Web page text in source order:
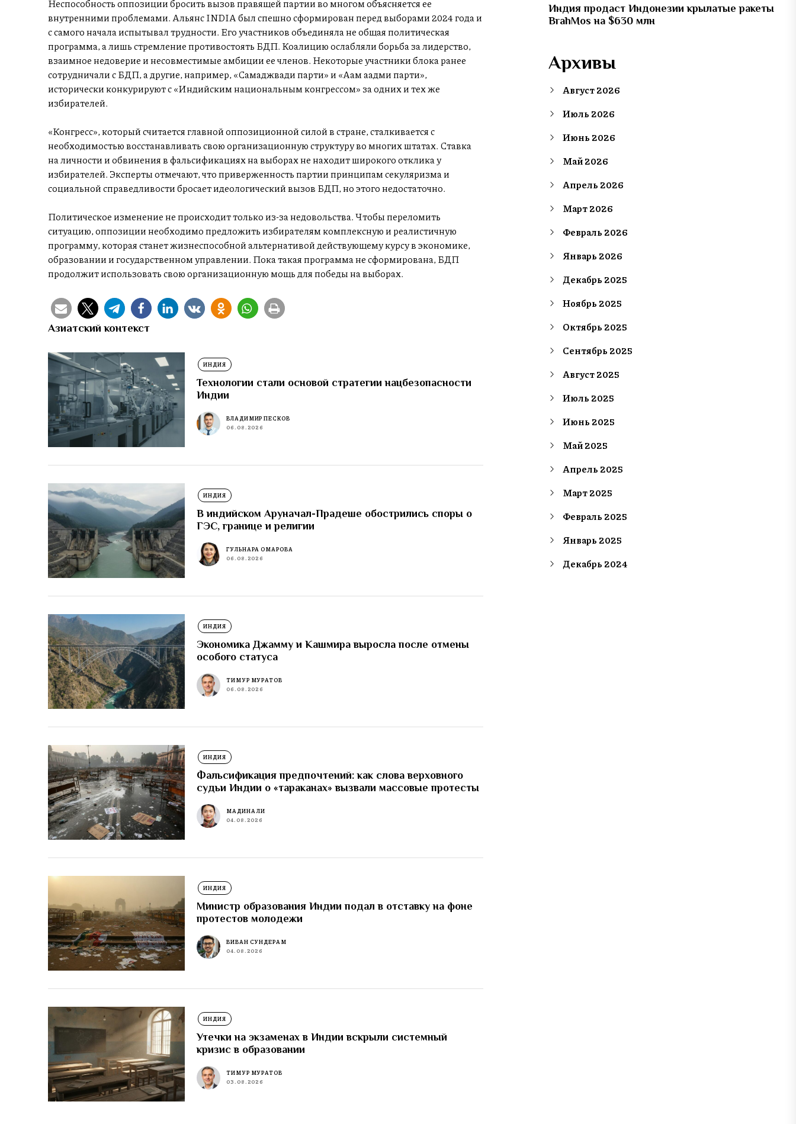
Неспособность оппозиции бросить вызов правящей партии во многом объясняется ее
внутренними проблемами. Альянс INDIA был спешно сформирован перед выборами 2024 года и
с самого начала испытывал трудности. Его участников объединяла не общая политическая
программа, а лишь стремление противостоять БДП. Коалицию ослабляли борьба за лидерство,
взаимное недоверие и несовместимые амбиции ее членов. Некоторые участники блока ранее
сотрудничали с БДП, а другие, например, «Самаджвади парти» и «Аам аадми парти»,
исторически конкурируют с «Индийским национальным конгрессом» за одних и тех же
избирателей.
«Конгресс», который считается главной оппозиционной силой в стране, сталкивается с
необходимостью восстанавливать свою организационную структуру во многих штатах. Ставка
на личности и обвинения в фальсификациях на выборах не находит широкого отклика у
избирателей. Эксперты отмечают, что приверженность партии принципам секуляризма и
социальной справедливости бросает идеологический вызов БДП, но этого недостаточно.
Политическое изменение не происходит только из-за недовольства. Чтобы переломить
ситуацию, оппозиции необходимо предложить избирателям комплексную и реалистичную
программу, которая станет жизнеспособной альтернативой действующему курсу в экономике,
образовании и государственном управлении. Пока такая программа не сформирована, БДП
продолжит использовать свою организационную мощь для победы на выборах.
Азиатский контекст
ИНДИЯ
Технологии стали основой стратегии нацбезопасности
Индии
ВЛАДИМИР ПЕСКОВ
06.08.2026
ИНДИЯ
В индийском Аруначал-Прадеше обострились споры о
ГЭС, границе и религии
ГУЛЬНАРА ОМАРОВА
06.08.2026
ИНДИЯ
Экономика Джамму и Кашмира выросла после отмены
особого статуса
ТИМУР МУРАТОВ
06.08.2026
ИНДИЯ
Фальсификация предпочтений: как слова верховного
судьи Индии о «тараканах» вызвали массовые протесты
МАДИНА ЛИ
04.08.2026
ИНДИЯ
Министр образования Индии подал в отставку на фоне
протестов молодежи
ВИВАН СУНДЕРАМ
04.08.2026
ИНДИЯ
Утечки на экзаменах в Индии вскрыли системный
кризис в образовании
ТИМУР МУРАТОВ
03.08.2026
Индия продаст Индонезии крылатые ракеты
BrahMos на $630 млн
Архивы
Август 2026
Июль 2026
Июнь 2026
Май 2026
Апрель 2026
Март 2026
Февраль 2026
Январь 2026
Декабрь 2025
Ноябрь 2025
Октябрь 2025
Сентябрь 2025
Август 2025
Июль 2025
Июнь 2025
Май 2025
Апрель 2025
Март 2025
Февраль 2025
Январь 2025
Декабрь 2024